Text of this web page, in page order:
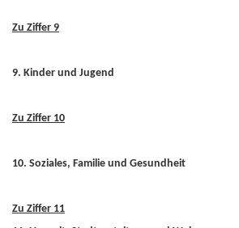
Zu Ziffer 9
9. Kinder und Jugend
Zu Ziffer 10
10. Soziales, Familie und Gesundheit
Zu Ziffer 11